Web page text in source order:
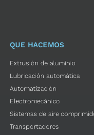
QUE HACEMOS
Extrusión de aluminio
Lubricación automática
Automatización
Electromecánico
Sistemas de aire
Transportadores